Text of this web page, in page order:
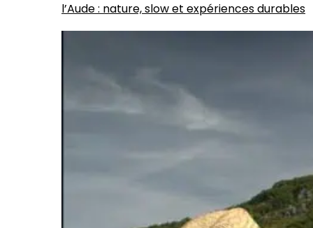
l’Aude : nature, slow et expériences durables